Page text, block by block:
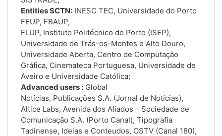
Entities SCTN: INESC TEC, Universidade do Porto
FEUP, FBAUP,
FLUP, Instituto Politécnico do Porto (ISEP),
Universidade de Trás-os-Montes e Alto Douro,
Universidade Aberta, Centro de Computação
Gráfica, Cinemateca Portuguesa, Universidade de
Aveiro e Universidade Católica;
Advanced users : Global
Notícias, Publicações S.A. (Jornal de Notícias),
Altice Labs, Avenida dos Aliados – Sociedade de
Comunicação S.A. (Porto Canal), Tipografia
Tadinense, Ideias e Conteudos, OSTV (Canal 180),